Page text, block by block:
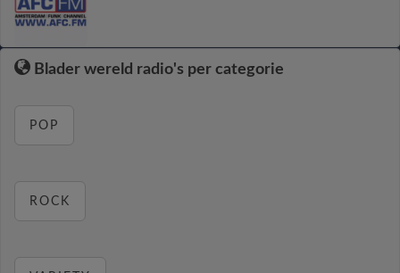
Blader wereld radio's per categorie
POP
ROCK